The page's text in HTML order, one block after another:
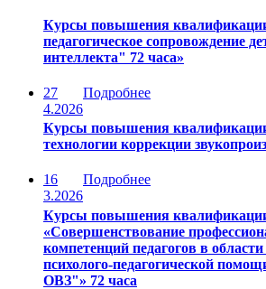
Курсы повышения
педагогическое сопровождение
интеллекта" 72 часа»
27
4.2026
Подробнее
Курсы повышения
технологии коррекции
16
3.2026
Подробнее
Курсы повышения
«Совершенствование
компетенций педагогов в
психолого-педагогической
ОВЗ"» 72 часа